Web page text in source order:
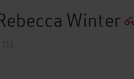
Winter
(1)